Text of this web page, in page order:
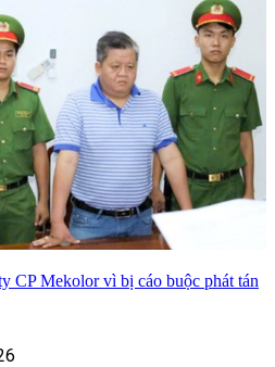
CP Mekolor vì bị cáo buộc phát tán